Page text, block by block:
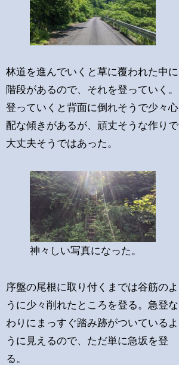
林道を進んでいくと草に覆われた中に
階段があるので、それを登っていく。
登っていくと背面に倒れそうで少々心
配な傾きがあるが、頑丈そうな作りで
大丈夫そうではあった。
神々しい写真になった。
序盤の尾根に取り付くまでは谷筋のよ
うに少々削れたところを登る。急登な
わりにまっすぐ踏み跡がついているよ
うに見えるので、ただ単に急坂を登
る。